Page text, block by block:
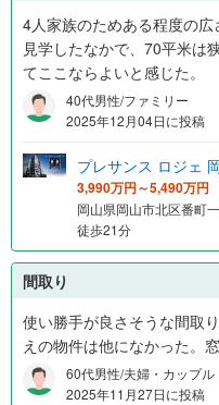
4人家族のためある程度の
見学したなかで、70平米は
てここならよいと感じた。
40代男性/ファミリー
2025年12月04日に投稿
プレサンス ロジェ
3,990万円～5,490万円
岡山県岡山市北区番町
徒歩21分
間取り
使い勝手が良さそうな間取
えの物件は他になかった。
60代男性/夫婦・カップル
2025年11月27日に投稿